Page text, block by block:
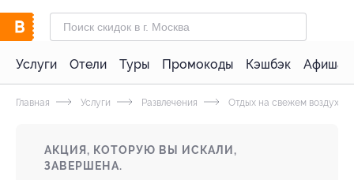
Услуги Отели Туры Промокоды Кэшбэк Афиша
Главная Услуги Развлечения Отдых на свежем воздухе
АКЦИЯ, КОТОРУЮ ВЫ ИСКАЛИ,
ЗАВЕРШЕНА.